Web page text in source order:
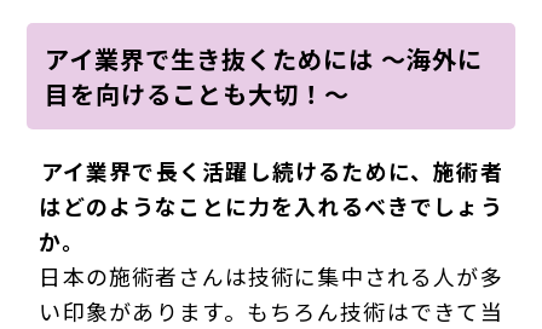
アイ業界で生き抜くためには ～海外に
目を向けることも大切！～
―――アイ業界で長く活躍し続けるために、施術者
はどのようなことに力を入れるべきでしょう
か。
日本の施術者さんは技術に集中される人が多
い印象があります。もちろん技術はできて当